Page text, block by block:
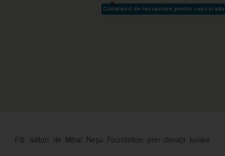
Complexul de recuperare pentru copii și
Complexul de recuperare pentru copii și
Fiți alături de Mihai Neșu Foundation prin donații lunare